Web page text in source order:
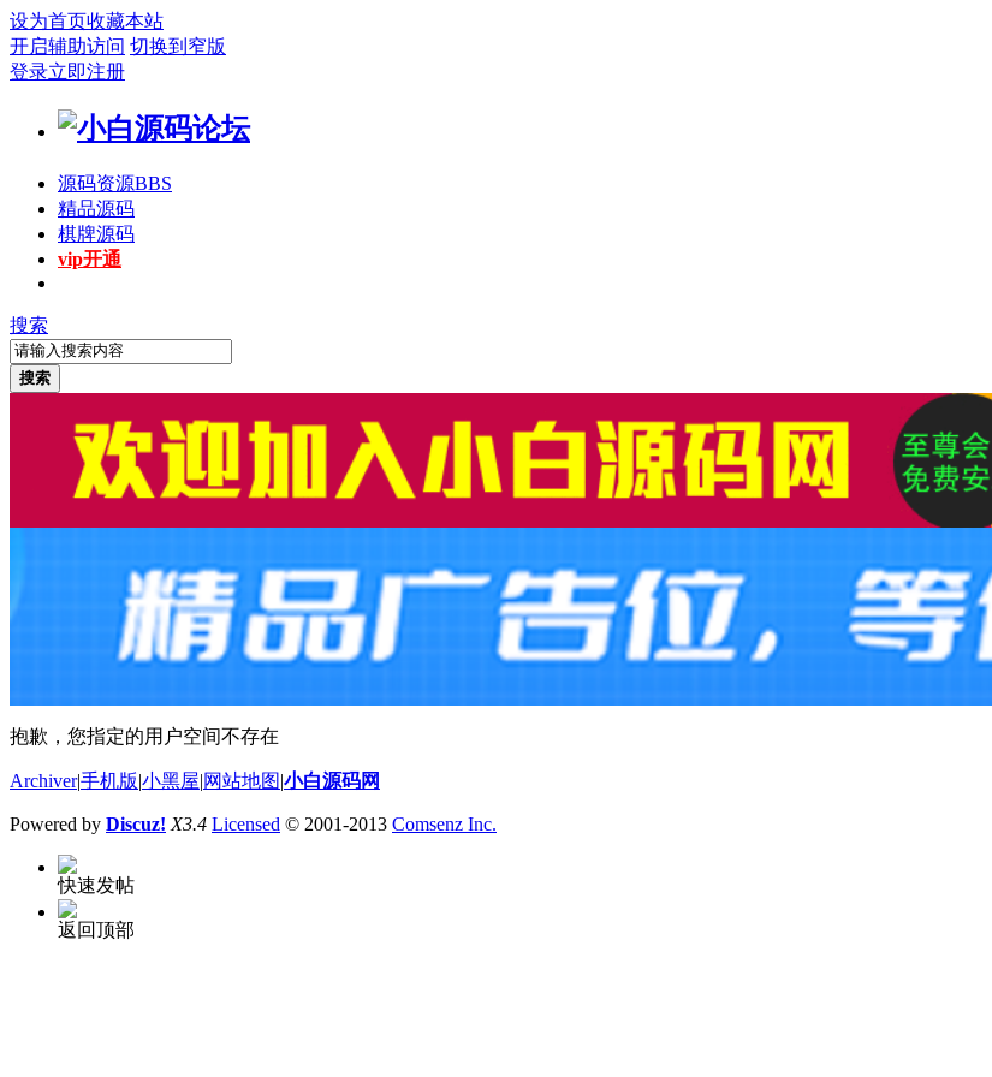
设为首页收藏本站
开启辅助访问 切换到窄版
登录立即注册
源码资源BBS
精品源码
棋牌源码
vip开通
搜索
搜索
抱歉，您指定的用户空间不存在
Archiver|手机版 小黑屋 网站地图 小白源码网
Powered by Discuz! X3.4 Licensed © 2001-2013 Comsenz Inc.
快速发帖
返回顶部